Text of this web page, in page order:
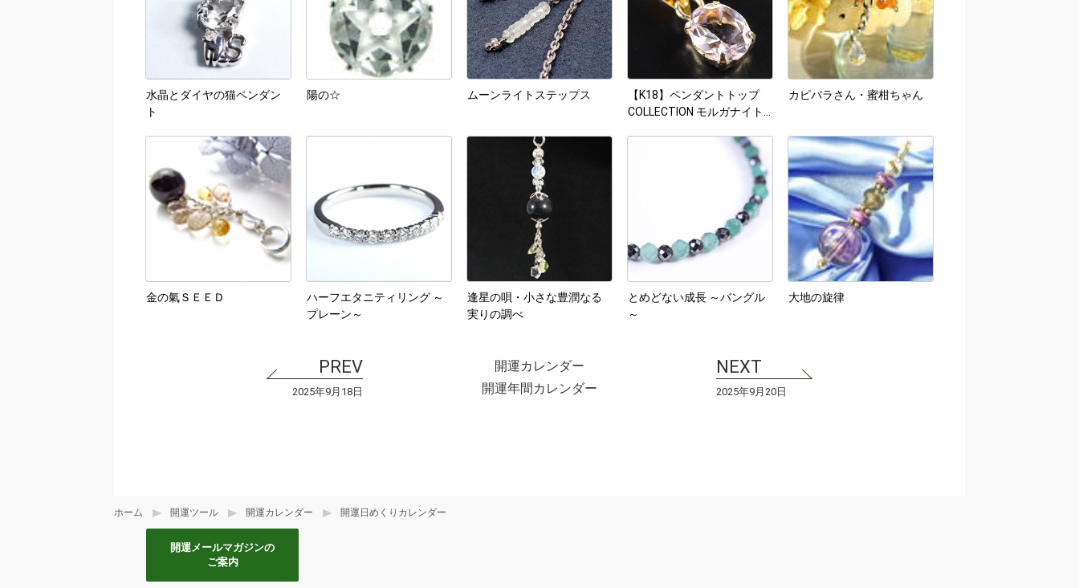
ホーム 開運ツール 開運カレンダー 開運日めくりカレンダー
水晶とダイヤの猫ペンダン
ト
陽の☆ ムーンライトステップス
【K18】ペンダントトップ
COLLECTION モルガナイト
カピバラさん・蜜柑ちゃん
金の氣ＳＥＥＤ
ハーフエタニティリング ～
プレーン～
逢星の唄・小さな豊潤なる
実りの調べ
とめどない成長 ～バングル
～
大地の旋律
2025年9月18日
開運カレンダー
開運年間カレンダー
2025年9月20日
開運メールマガジンの
ご案内